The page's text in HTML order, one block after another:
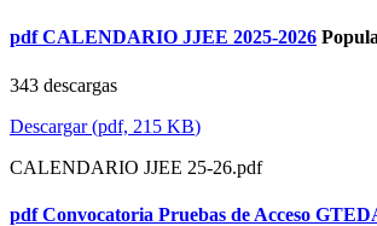
pdf CALENDARIO JJEE 2025-2026
343 descargas
Descargar(pdf, 215 KB)
CALENDARIO JJEE 25-26.pdf
pdf Convocatoria Pruebas de Acceso